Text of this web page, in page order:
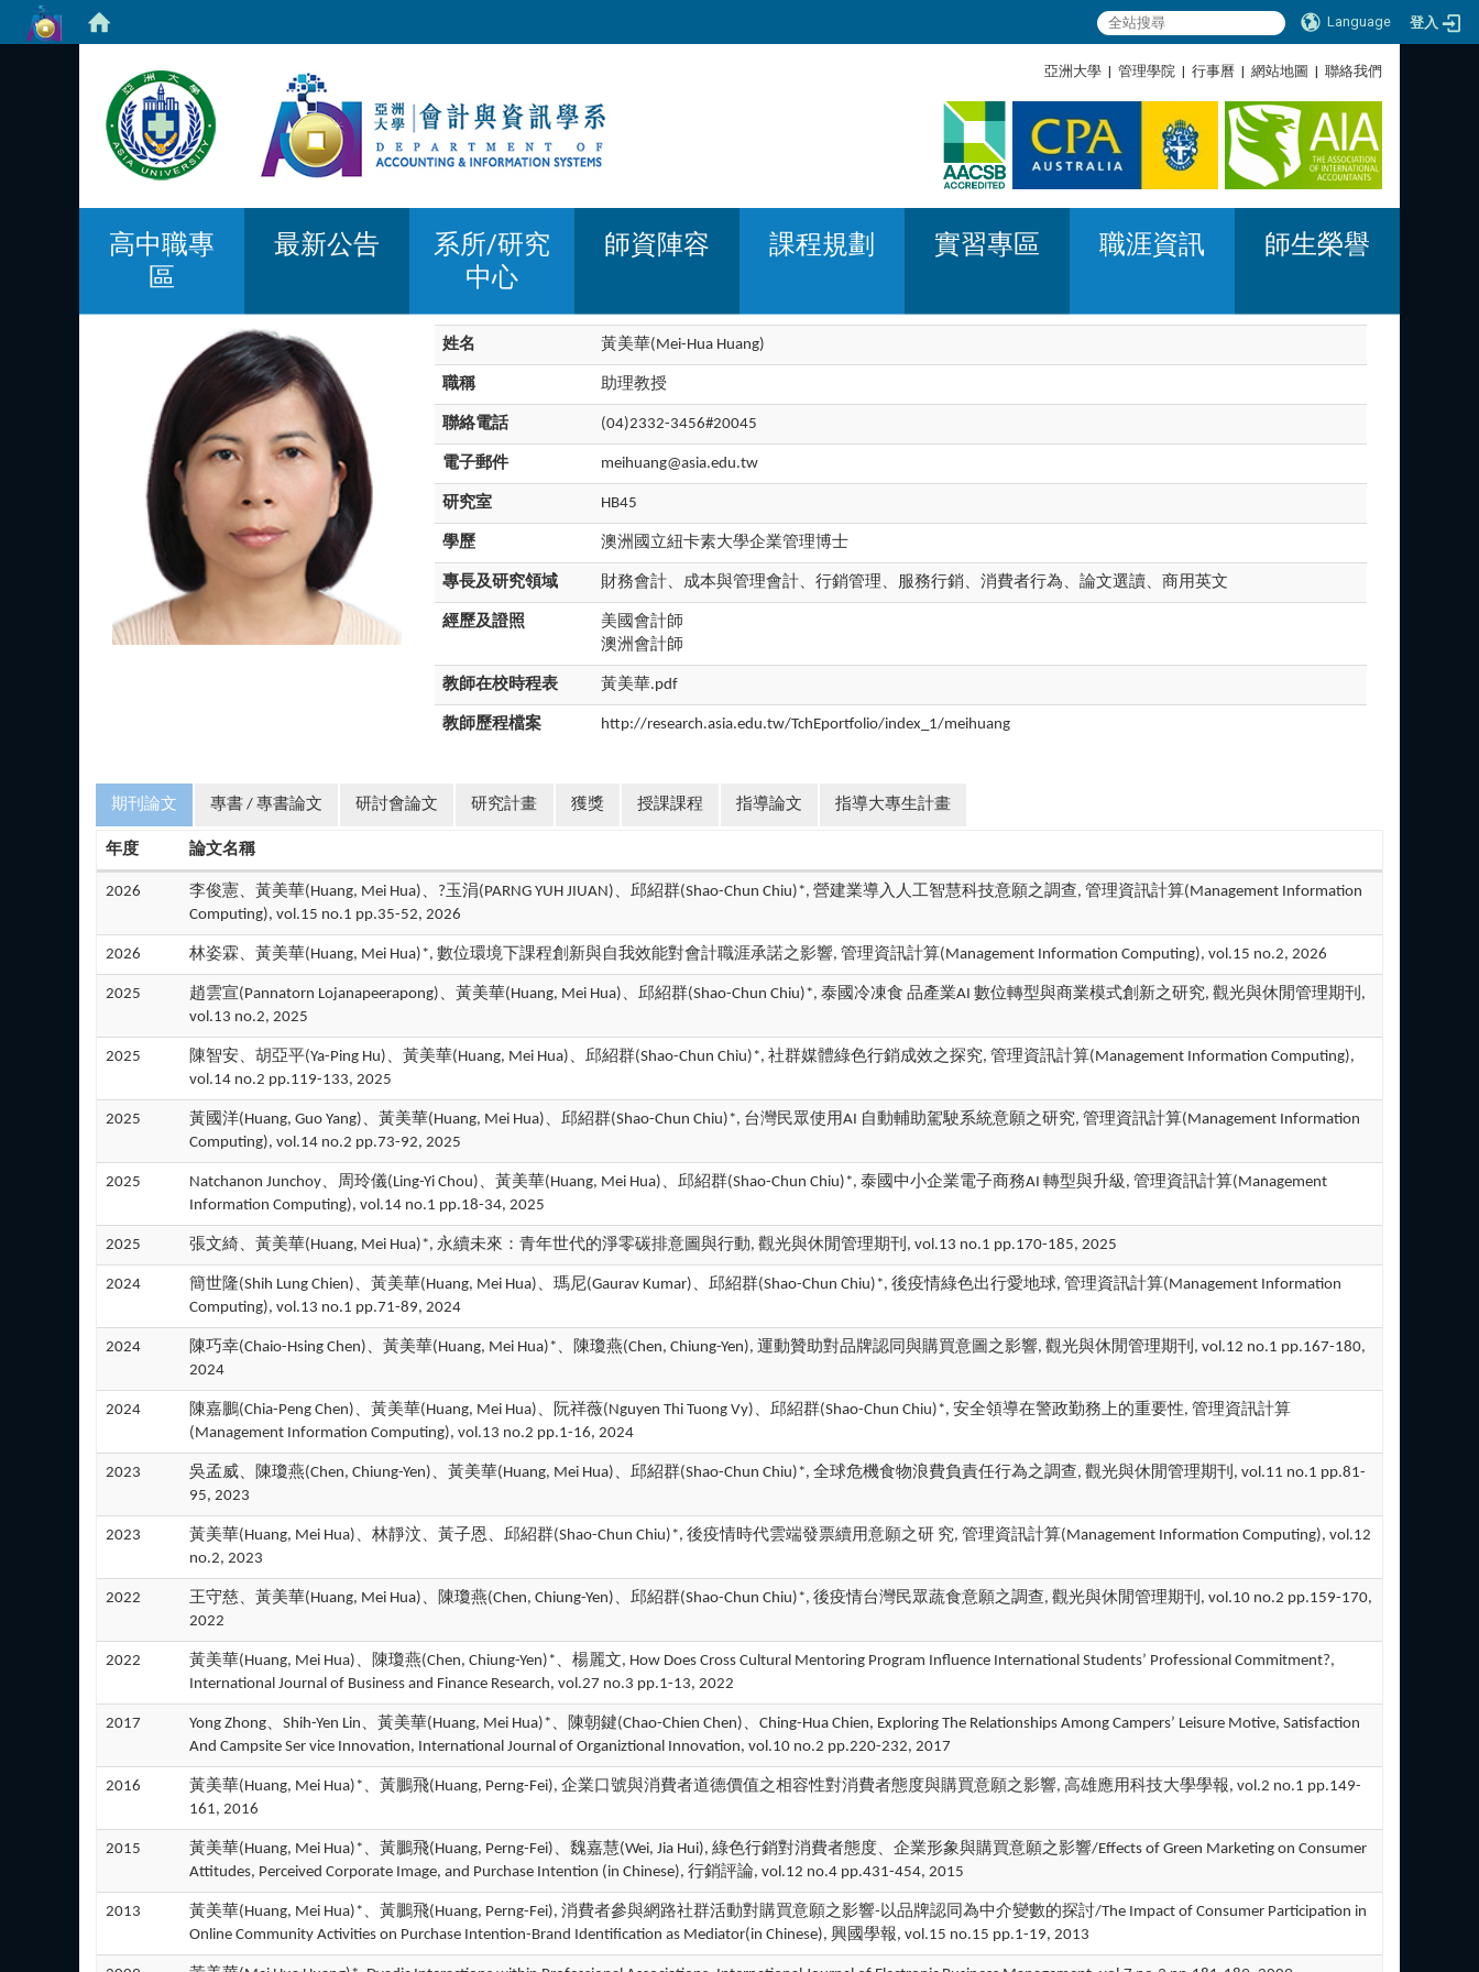
Language 登入
:::
亞洲大學 | 管理學院 | 行事曆 | 網站地圖 | 聯絡我們
高中職專
區
最新公告
系所/研究
中心
師資陣容 課程規劃 實習專區 職涯資訊 師生榮譽
姓名 黃美華(Mei-Hua Huang)
職稱 助理教授
聯絡電話 (04)2332-3456#20045
電子郵件 meihuang@asia.edu.tw
研究室 HB45
學歷 澳洲國立紐卡素大學企業管理博士
專長及研究領域 財務會計、成本與管理會計、行銷管理、服務行銷、消費者行為、論文選讀、商用英文
經歷及證照
美國會計師
澳洲會計師
教師在校時程表 黃美華.pdf
教師歷程檔案 http://research.asia.edu.tw/TchEportfolio/index_1/meihuang
期刊論文 專書 / 專書論文 研討會論文 研究計畫 獲獎 授課課程 指導論文 指導大專生計畫
年度 論文名稱
2026
李俊憲、黃美華(Huang, Mei Hua)、?玉涓(PARNG YUH JIUAN)、邱紹群(Shao-Chun Chiu)*, 營建業導入人工智慧科技意願之調查, 管理資訊計算(Management Information
Computing), vol.15 no.1 pp.35-52, 2026
2026 林姿霖、黃美華(Huang, Mei Hua)*, 數位環境下課程創新與自我效能對會計職涯承諾之影響, 管理資訊計算(Management Information Computing), vol.15 no.2, 2026
2025
趙雲宣(Pannatorn Lojanapeerapong)、黃美華(Huang, Mei Hua)、邱紹群(Shao-Chun Chiu)*, 泰國冷凍食 品產業AI 數位轉型與商業模式創新之研究, 觀光與休閒管理期刊,
vol.13 no.2, 2025
2025
陳智安、胡亞平(Ya-Ping Hu)、黃美華(Huang, Mei Hua)、邱紹群(Shao-Chun Chiu)*, 社群媒體綠色行銷成效之探究, 管理資訊計算(Management Information Computing),
vol.14 no.2 pp.119-133, 2025
2025
黃國洋(Huang, Guo Yang)、黃美華(Huang, Mei Hua)、邱紹群(Shao-Chun Chiu)*, 台灣民眾使用AI 自動輔助駕駛系統意願之研究, 管理資訊計算(Management Information
Computing), vol.14 no.2 pp.73-92, 2025
2025
Natchanon Junchoy、周玲儀(Ling-Yi Chou)、黃美華(Huang, Mei Hua)、邱紹群(Shao-Chun Chiu)*, 泰國中小企業電子商務AI 轉型與升級, 管理資訊計算(Management
Information Computing), vol.14 no.1 pp.18-34, 2025
2025 張文綺、黃美華(Huang, Mei Hua)*, 永續未來：青年世代的淨零碳排意圖與行動, 觀光與休閒管理期刊, vol.13 no.1 pp.170-185, 2025
2024
簡世隆(Shih Lung Chien)、黃美華(Huang, Mei Hua)、瑪尼(Gaurav Kumar)、邱紹群(Shao-Chun Chiu)*, 後疫情綠色出行愛地球, 管理資訊計算(Management Information
Computing), vol.13 no.1 pp.71-89, 2024
2024
陳巧幸(Chaio-Hsing Chen)、黃美華(Huang, Mei Hua)*、陳瓊燕(Chen, Chiung-Yen), 運動贊助對品牌認同與購買意圖之影響, 觀光與休閒管理期刊, vol.12 no.1 pp.167-180,
2024
2024
陳嘉鵬(Chia-Peng Chen)、黃美華(Huang, Mei Hua)、阮祥薇(Nguyen Thi Tuong Vy)、邱紹群(Shao-Chun Chiu)*, 安全領導在警政勤務上的重要性, 管理資訊計算
(Management Information Computing), vol.13 no.2 pp.1-16, 2024
2023
吳孟威、陳瓊燕(Chen, Chiung-Yen)、黃美華(Huang, Mei Hua)、邱紹群(Shao-Chun Chiu)*, 全球危機食物浪費負責任行為之調查, 觀光與休閒管理期刊, vol.11 no.1 pp.81-
95, 2023
2023
黃美華(Huang, Mei Hua)、林靜汶、黃子恩、邱紹群(Shao-Chun Chiu)*, 後疫情時代雲端發票續用意願之研 究, 管理資訊計算(Management Information Computing), vol.12
no.2, 2023
2022
王守慈、黃美華(Huang, Mei Hua)、陳瓊燕(Chen, Chiung-Yen)、邱紹群(Shao-Chun Chiu)*, 後疫情台灣民眾蔬食意願之調查, 觀光與休閒管理期刊, vol.10 no.2 pp.159-170,
2022
2022
黃美華(Huang, Mei Hua)、陳瓊燕(Chen, Chiung-Yen)*、楊麗文, How Does Cross Cultural Mentoring Program Influence International Students’ Professional Commitment?,
International Journal of Business and Finance Research, vol.27 no.3 pp.1-13, 2022
2017
Yong Zhong、Shih-Yen Lin、黃美華(Huang, Mei Hua)*、陳朝鍵(Chao-Chien Chen)、Ching-Hua Chien, Exploring The Relationships Among Campers’ Leisure Motive, Satisfaction
And Campsite Ser vice Innovation, International Journal of Organiztional Innovation, vol.10 no.2 pp.220-232, 2017
2016
黃美華(Huang, Mei Hua)*、黃鵬飛(Huang, Perng-Fei), 企業口號與消費者道德價值之相容性對消費者態度與購買意願之影響, 高雄應用科技大學學報, vol.2 no.1 pp.149-
161, 2016
2015
黃美華(Huang, Mei Hua)*、黃鵬飛(Huang, Perng-Fei)、魏嘉慧(Wei, Jia Hui), 綠色行銷對消費者態度、企業形象與購買意願之影響/Effects of Green Marketing on Consumer
Attitudes, Perceived Corporate Image, and Purchase Intention (in Chinese), 行銷評論, vol.12 no.4 pp.431-454, 2015
2013
黃美華(Huang, Mei Hua)*、黃鵬飛(Huang, Perng-Fei), 消費者參與網路社群活動對購買意願之影響-以品牌認同為中介變數的探討/The Impact of Consumer Participation in
Online Community Activities on Purchase Intention-Brand Identification as Mediator(in Chinese), 興國學報, vol.15 no.15 pp.1-19, 2013